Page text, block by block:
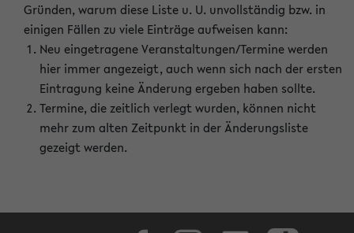
Gründen, warum diese Liste u. U. unvollständig bzw. in
einigen Fällen zu viele Einträge aufweisen kann:
Neu eingetragene Veranstaltungen/Termine werden
hier immer angezeigt, auch wenn sich nach der ersten
Eintragung keine Änderung ergeben haben sollte.
Termine, die zeitlich verlegt wurden, können nicht
mehr zum alten Zeitpunkt in der Änderungsliste
gezeigt werden.